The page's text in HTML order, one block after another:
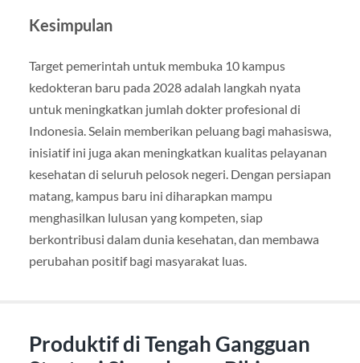
Kesimpulan
Target pemerintah untuk membuka 10 kampus
kedokteran baru pada 2028 adalah langkah nyata
untuk meningkatkan jumlah dokter profesional di
Indonesia. Selain memberikan peluang bagi mahasiswa,
inisiatif ini juga akan meningkatkan kualitas pelayanan
kesehatan di seluruh pelosok negeri. Dengan persiapan
matang, kampus baru ini diharapkan mampu
menghasilkan lulusan yang kompeten, siap
berkontribusi dalam dunia kesehatan, dan membawa
perubahan positif bagi masyarakat luas.
Produktif di Tengah Gangguan